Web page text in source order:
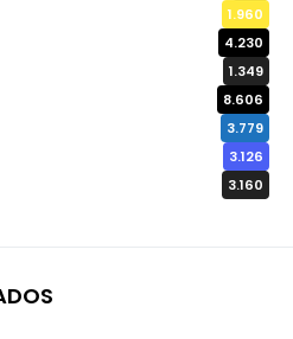
1.960
4.230
1.349
8.606
3.779
3.126
3.160